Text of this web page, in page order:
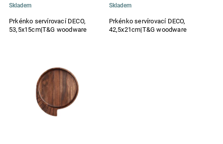
Prkénko servírovací DECO,
53,5x15cm|T&G woodware
Skladem
Prkénko servírovací DECO,
42,5x21cm|T&G woodware
Skladem